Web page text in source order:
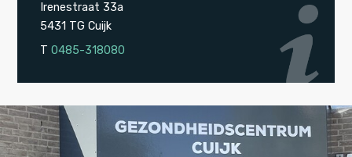
Irenestraat 33a
5431 TG Cuijk
T0485-318080